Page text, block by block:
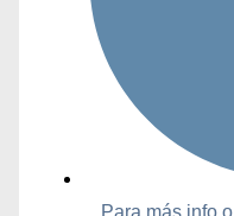
Para más info